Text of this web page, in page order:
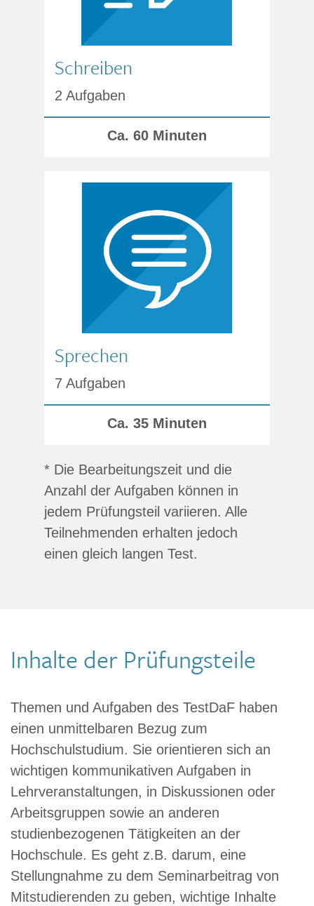
Schreiben
2 Aufgaben
Ca. 60 Minuten
Sprechen
7 Aufgaben
Ca. 35 Minuten
* Die Bearbeitungszeit und die
Anzahl der Aufgaben können in
jedem Prüfungsteil variieren. Alle
Teilnehmenden erhalten jedoch
einen gleich langen Test.
Inhalte der Prüfungsteile
Themen und Aufgaben des TestDaF haben
einen unmittelbaren Bezug zum
Hochschulstudium. Sie orientieren sich an
wichtigen kommunikativen Aufgaben in
Lehrveranstaltungen, in Diskussionen oder
Arbeitsgruppen sowie an anderen
studienbezogenen Tätigkeiten an der
Hochschule. Es geht z.B. darum, eine
Stellungnahme zu dem Seminarbeitrag von
Mitstudierenden zu geben, wichtige Inhalte